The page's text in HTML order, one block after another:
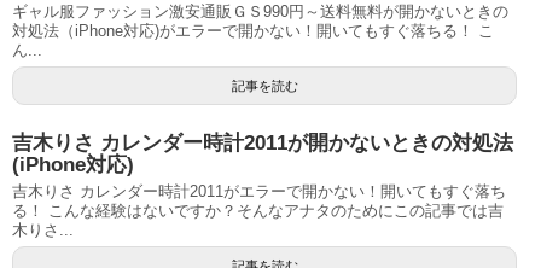
ギャル服ファッション激安通販ＧＳ990円～送料無料が開かないときの
対処法（iPhone対応)がエラーで開かない！開いてもすぐ落ちる！ こ
ん...
記事を読む
吉木りさ カレンダー時計2011が開かないときの対処法
(iPhone対応)
吉木りさ カレンダー時計2011がエラーで開かない！開いてもすぐ落ち
る！ こんな経験はないですか？そんなアナタのためにこの記事では吉
木りさ...